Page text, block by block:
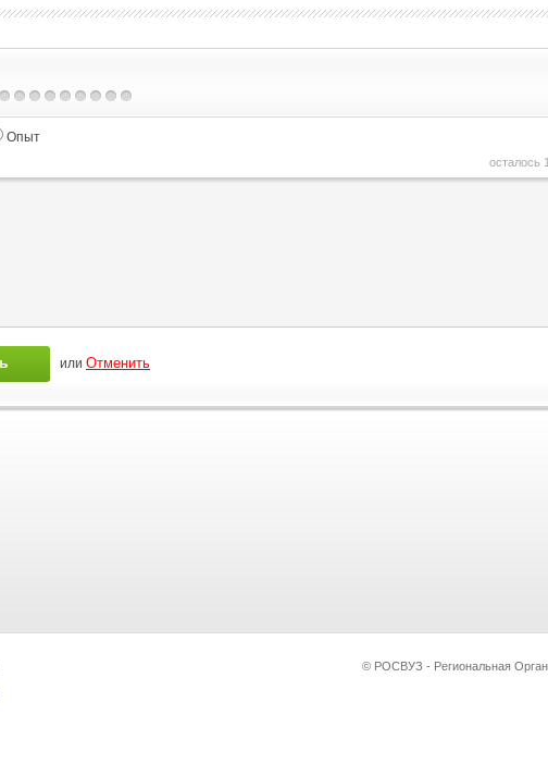
Опыт
осталось
или
© РОСВУЗ - Региональная